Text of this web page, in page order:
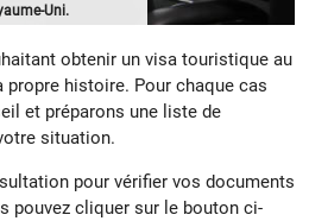
Uni.
obtenir un visa touristique au
propre histoire. Pour chaque cas
et préparons une liste de
situation.
pour vérifier vos documents
pouvez cliquer sur le bouton ci-